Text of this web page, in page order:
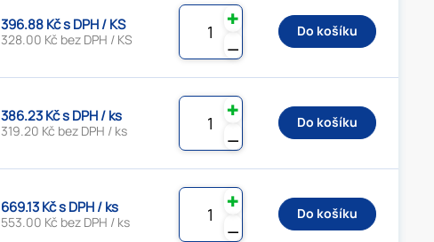
396.88 Kč s DPH / KS
328.00 Kč bez DPH / KS ⚊
✚
Do košíku
386.23 Kč s DPH / ks
319.20 Kč bez DPH / ks ⚊
✚
Do košíku
669.13 Kč s DPH / ks
553.00 Kč bez DPH / ks ⚊
✚
Do košíku